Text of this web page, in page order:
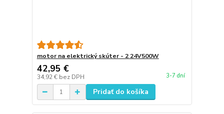
motor na elektrický skúter - 2 24V500W
42,95 €
34,92 € bez DPH 3-7 dní
Pridať do košíka